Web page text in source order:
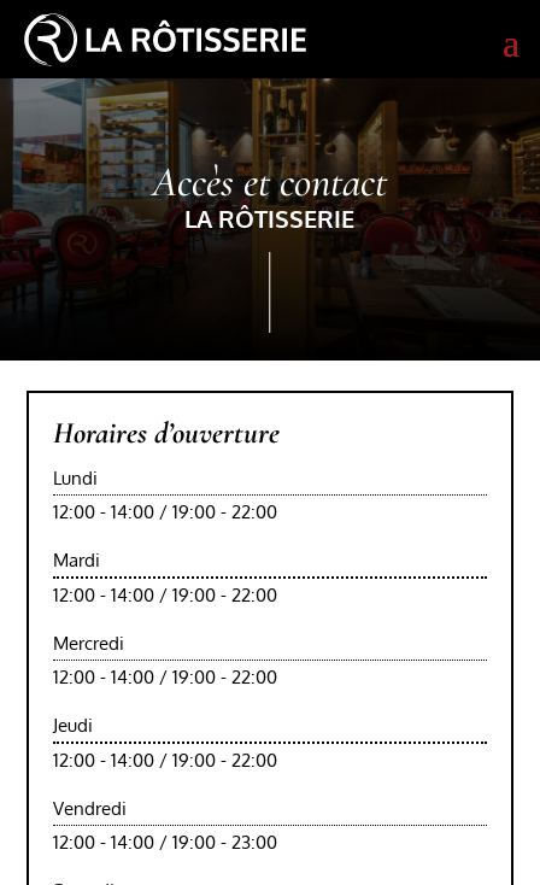
Accès et contact
LA RÔTISSERIE
Horaires d’ouverture
Lundi
12:00 - 14:00 / 19:00 - 22:00
Mardi
12:00 - 14:00 / 19:00 - 22:00
Mercredi
12:00 - 14:00 / 19:00 - 22:00
Jeudi
12:00 - 14:00 / 19:00 - 22:00
Vendredi
12:00 - 14:00 / 19:00 - 23:00